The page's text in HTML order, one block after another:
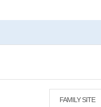
FAMILY SITE